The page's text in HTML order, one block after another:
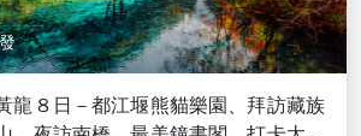
龍８日－都江堰熊貓樂園、拜訪藏族